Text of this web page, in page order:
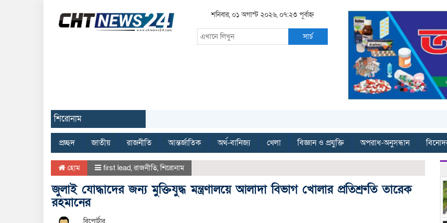
শনিবার, ০১ অগাস্ট ২০২৬, ০৭:২৩ পূর্বাহ্ন
সার্চ
শিরোনাম
প্রচ্ছদ জাতীয় রাজনীতি আন্তর্জাতিক অর্থ-বানিজ্য খেলা বিজ্ঞান ও প্রযুক্তি অপরাধ-অনুসন্ধান
হোম first lead,রাজনীতি,শিরোনাম
জুলাই যোদ্ধাদের জন্য মুক্তিযুদ্ধ মন্ত্রণালয়ে আলাদা বিভাগ খোলার প্রতিশ্রুতি তারেক
রহমানের